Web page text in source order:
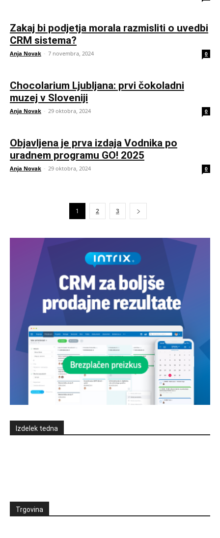
Zakaj bi podjetja morala razmisliti o uvedbi
CRM sistema?
Anja Novak - 7 novembra, 2024 0
Chocolarium Ljubljana: prvi čokoladni
muzej v Sloveniji
Anja Novak - 29 oktobra, 2024 0
Objavljena je prva izdaja Vodnika po
uradnem programu GO! 2025
Anja Novak - 29 oktobra, 2024 0
1 2 3
Izdelek tedna
Trgovina